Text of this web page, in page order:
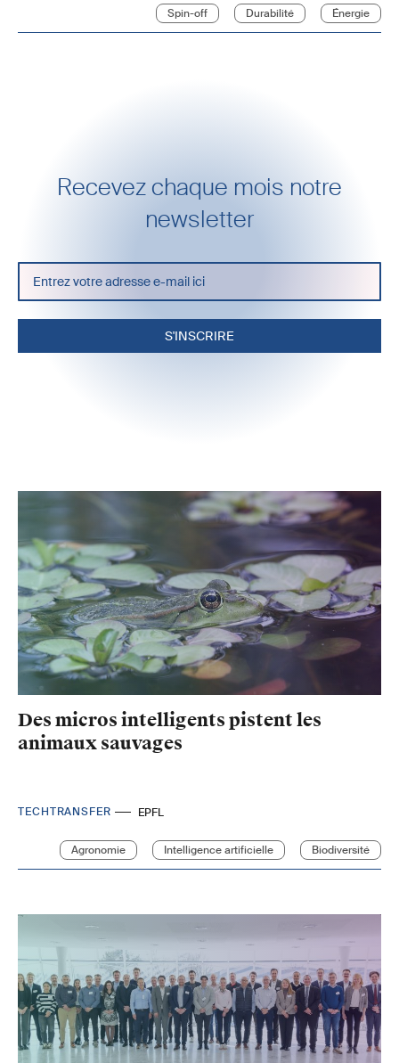
Spin-off Durabilité Énergie
Recevez chaque mois notre
newsletter
Des micros intelligents pistent les
animaux sauvages
TECHTRANSFER EPFL
Agronomie Intelligence artificielle Biodiversité